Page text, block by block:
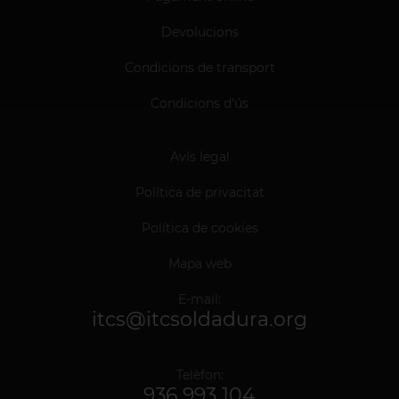
Devolucions
Condicions de transport
Condicions d'ús
Avís legal
Política de privacitat
Política de cookies
Mapa web
E-mail:
itcs@itcsoldadura.org
Telèfon: